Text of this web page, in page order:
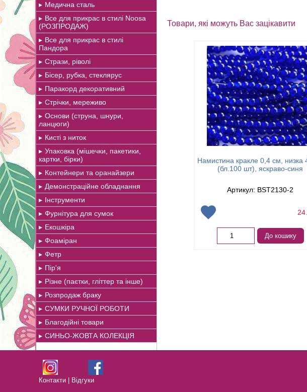
Медична сталь
Все для прикрас в стилі Noosa
(РОЗПРОДАЖ)
Все для прикрас в стилі
Пандора
Стрази, ріволі
Бісер, рубка, стеклярус
Паракорд декоративний
Стрічки, мереживо
Основи (струна, шнури,
ланцюги)
Кисті з ниток
Упаковка (мішечки, пакетики,
картки, бірки)
Контейнери та оранайзери
Демонстраційне обладнання
Інструменти
Фурнітура для сумок
Екошкіра
Фоаміран
Фетр
Пір'я
Різне (паєтки, гліттер та інше)
Розпродаж браку
СУМКИ РУЧНОЇ РОБОТИ
Благодійні товари
СИНЬО-ЖОВТА КОЛЕКЦІЯ
Товари, які можуть Вас зацікавити
Намистина кракле 0,4 см, низка
(бл.100 шт), яскраво-синя
Артикул: BST2130-2
До кошику
Контакти Відгуки